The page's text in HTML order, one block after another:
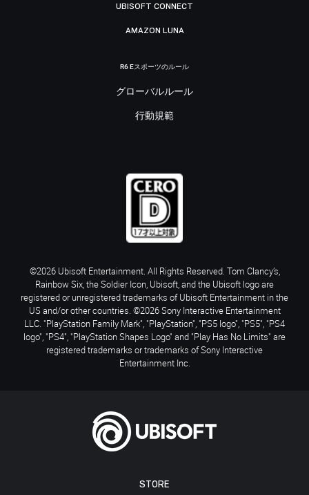
STORE
UBISOFT CONNECT
AMAZON LUNA
R6 Eスポーツのルール
グローバルルール
行動規範
©2026 Ubisoft Entertainment. All Rights Reserved. Tom Clancy’s,
Rainbow Six, the Soldier Icon, Ubisoft, and the Ubisoft logo are
registered or unregistered trademarks of Ubisoft Entertainment in the
US and/or other countries. ©2026 Sony Interactive Entertainment
LLC. "PlayStation Family Mark", "PlayStation", "PS5 logo", "PS5", "PS4
logo", "PS4", "PlayStation Shapes Logo" and "Play Has No Limits" are
registered trademarks or trademarks of Sony Interactive
Entertainment Inc.